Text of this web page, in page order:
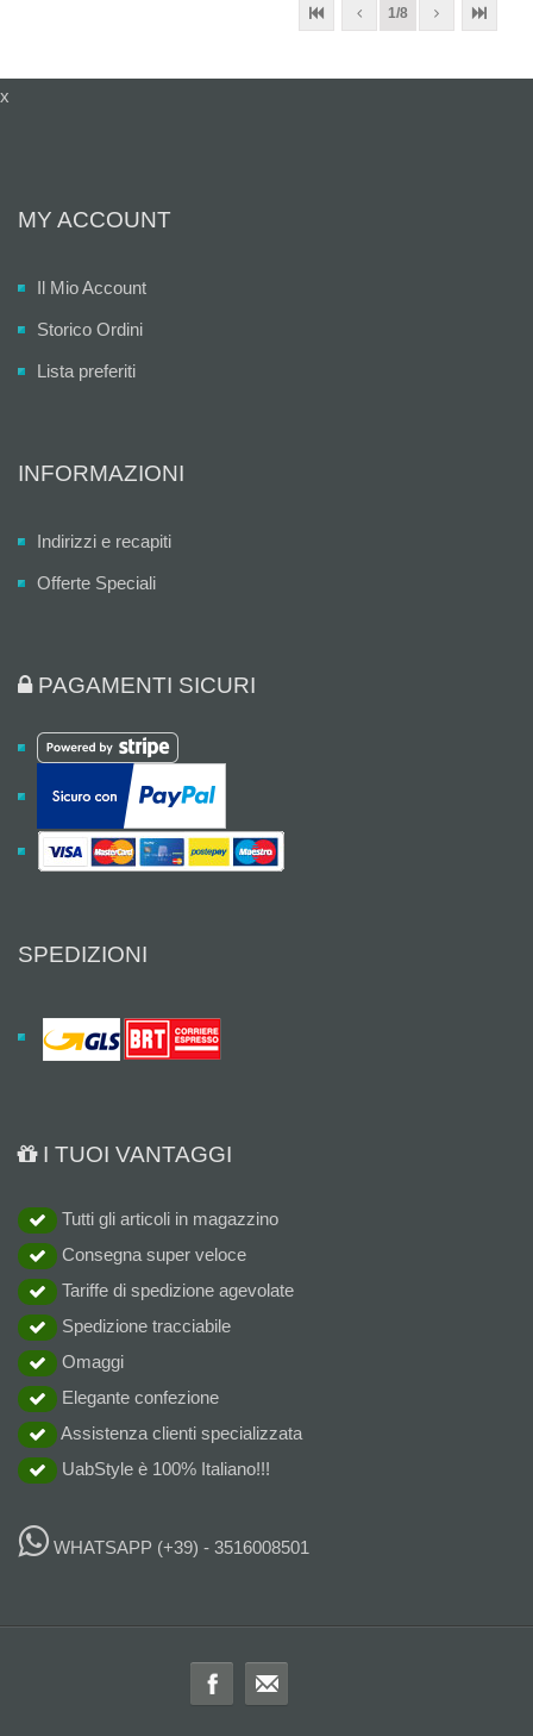
1/8
x
MY ACCOUNT
Il Mio Account
Storico Ordini
Lista preferiti
INFORMAZIONI
Indirizzi e recapiti
Offerte Speciali
PAGAMENTI SICURI
SPEDIZIONI
I TUOI VANTAGGI
Tutti gli articoli in magazzino
Consegna super veloce
Tariffe di spedizione agevolate
Spedizione tracciabile
Omaggi
Elegante confezione
Assistenza clienti specializzata
UabStyle è 100% Italiano!!!
WHATSAPP (+39) - 3516008501